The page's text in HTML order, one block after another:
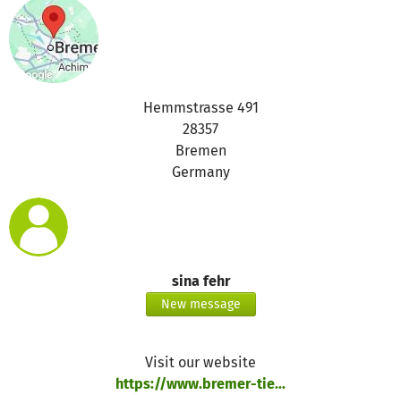
Hemmstrasse 491
28357
Bremen
Germany
sina fehr
New message
Visit our website
https://www.bremer-tie...